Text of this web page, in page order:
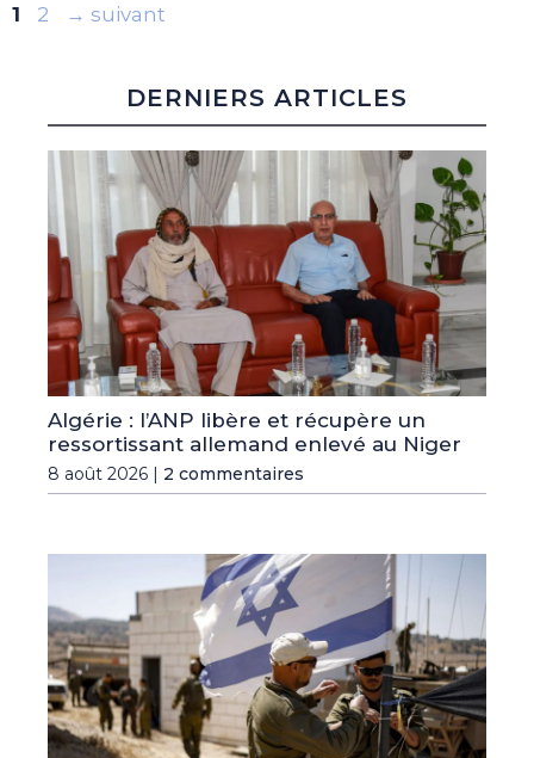
Page
1 Page
2 → suivant
DERNIERS ARTICLES
Algérie : l’ANP libère et récupère un
ressortissant allemand enlevé au Niger
8 août 2026 | 2 commentaires